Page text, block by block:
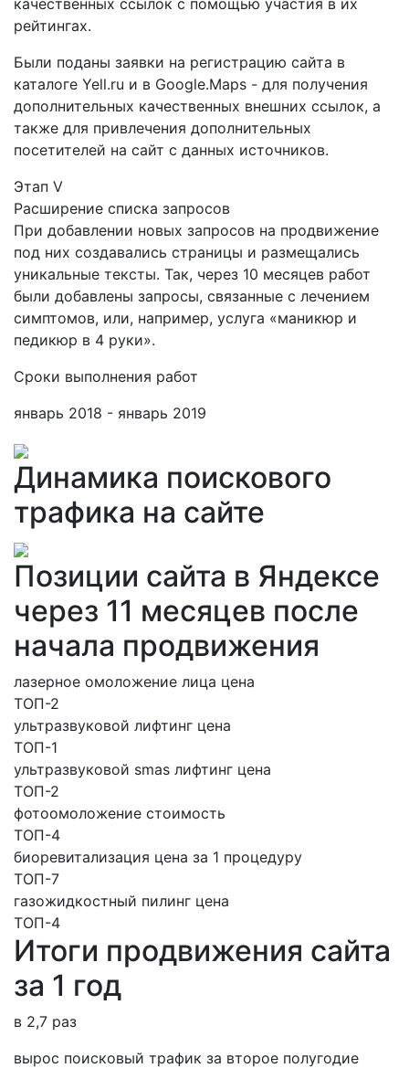
качественных ссылок с помощью участия в их
рейтингах.
Были поданы заявки на регистрацию сайта в
каталоге Yell.ru и в Google.Maps - для получения
дополнительных качественных внешних ссылок, а
также для привлечения дополнительных
посетителей на сайт с данных источников.
Этап V
Расширение списка запросов
При добавлении новых запросов на продвижение
под них создавались страницы и размещались
уникальные тексты. Так, через 10 месяцев работ
были добавлены запросы, связанные с лечением
симптомов, или, например, услуга «маникюр и
педикюр в 4 руки».
Сроки выполнения работ
январь 2018 - январь 2019
Динамика поискового
трафика на сайте
Позиции сайта в Яндексе
через 11 месяцев после
начала продвижения
лазерное омоложение лица цена
ТОП-2
ультразвуковой лифтинг цена
ТОП-1
ультразвуковой smas лифтинг цена
ТОП-2
фотоомоложение стоимость
ТОП-4
биоревитализация цена за 1 процедуру
ТОП-7
газожидкостный пилинг цена
ТОП-4
Итоги продвижения сайта
за 1 год
в 2,7 раз
вырос поисковый трафик за второе полугодие